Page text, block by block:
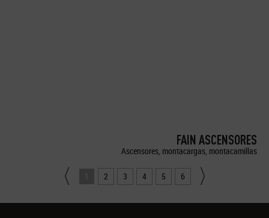
FAIN ASCENSORES
Ascensores, montacargas, montacamillas
1 2 3 4 5 6